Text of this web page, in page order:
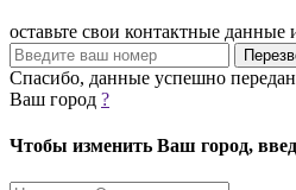
оставьте свои контактные
Спасибо, данные успешно
Ваш город ?
Чтобы изменить Ваш город,